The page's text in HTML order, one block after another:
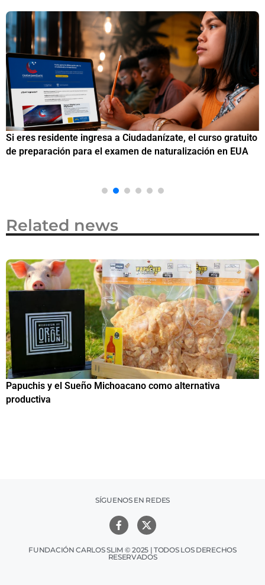
Si eres residente ingresa a Ciudadanízate, el curso gratuito
de preparación para el examen de naturalización en EUA
Related news
Papuchis y el Sueño Michoacano como alternativa
productiva
SÍGUENOS EN REDES
FUNDACIÓN CARLOS SLIM © 2025 | TODOS LOS DERECHOS
RESERVADOS